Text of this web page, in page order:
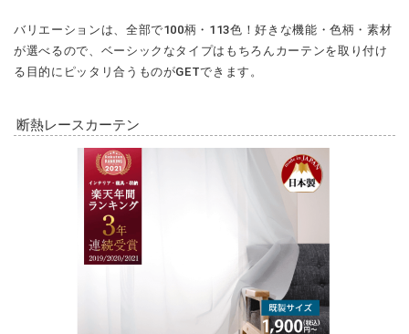
バリエーションは、全部で100柄・113色！好きな機能・色柄・素材
が選べるので、ベーシックなタイプはもちろんカーテンを取り付け
る目的にピッタリ合うものがGETできます。
断熱レースカーテン